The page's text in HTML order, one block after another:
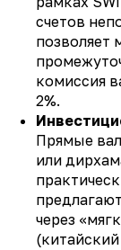
счетов
позволяет
комиссия
2%.
Прямые
или
через